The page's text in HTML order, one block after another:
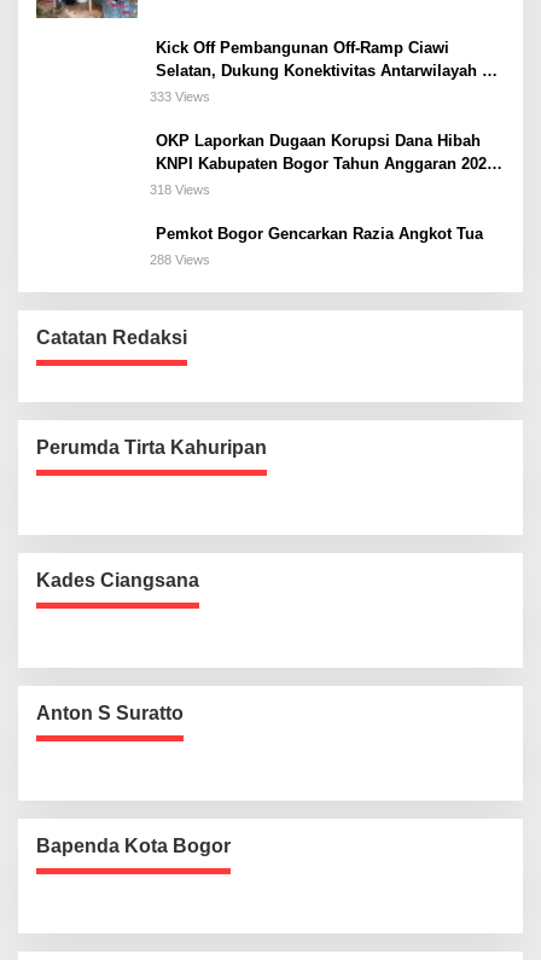
Kick Off Pembangunan Off-Ramp Ciawi
Selatan, Dukung Konektivitas Antarwilayah di
Bogor Selatan
333 Views
OKP Laporkan Dugaan Korupsi Dana Hibah
KNPI Kabupaten Bogor Tahun Anggaran 2025
Ke Kejaksaan
318 Views
Pemkot Bogor Gencarkan Razia Angkot Tua
288 Views
Catatan Redaksi
Perumda Tirta Kahuripan
Kades Ciangsana
Anton S Suratto
Bapenda Kota Bogor